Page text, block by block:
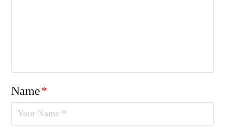
Name*